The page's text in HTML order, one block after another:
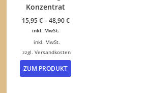
Konzentrat
15,95€–48,90€
inkl. MwSt.
inkl. MwSt.
zzgl.Versandkosten
ZUM PRODUKT
Dieses